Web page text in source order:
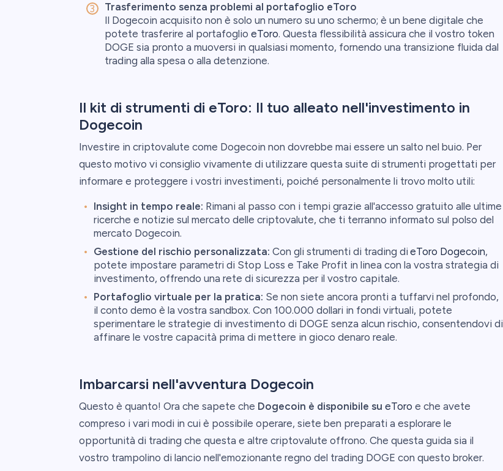
Trasferimento senza problemi al portafoglio eToro
Il Dogecoin acquisito non è solo un numero su uno schermo; è un bene digitale che
potete trasferire al portafoglio eToro. Questa flessibilità assicura che il vostro token
DOGE sia pronto a muoversi in qualsiasi momento, fornendo una transizione fluida dal
trading alla spesa o alla detenzione.
Il kit di strumenti di eToro: Il tuo alleato nell'investimento in
Dogecoin
Investire in criptovalute come Dogecoin non dovrebbe mai essere un salto nel buio. Per
questo motivo vi consiglio vivamente di utilizzare questa suite di strumenti progettati per
informare e proteggere i vostri investimenti, poiché personalmente li trovo molto utili:
Insight in tempo reale: Rimani al passo con i tempi grazie all'accesso gratuito alle ultime
ricerche e notizie sul mercato delle criptovalute, che ti terranno informato sul polso del
mercato Dogecoin.
Gestione del rischio personalizzata: Con gli strumenti di trading dieToro Dogecoin,
potete impostare parametri di Stop Loss e Take Profit in linea con la vostra strategia di
investimento, offrendo una rete di sicurezza per il vostro capitale.
Portafoglio virtuale per la pratica: Se non siete ancora pronti a tuffarvi nel profondo,
il conto demo è la vostra sandbox. Con 100.000 dollari in fondi virtuali, potete
sperimentare le strategie di investimento di DOGE senza alcun rischio, consentendovi di
affinare le vostre capacità prima di mettere in gioco denaro reale.
Imbarcarsi nell'avventura Dogecoin
Questo è quanto! Ora che sapete che Dogecoin è disponibile su eToro e che avete
compreso i vari modi in cui è possibile operare, siete ben preparati a esplorare le
opportunità di trading che questa e altre criptovalute offrono. Che questa guida sia il
vostro trampolino di lancio nell'emozionante regno del trading DOGE con questo broker.